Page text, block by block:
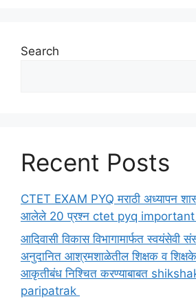
Search
Recent Posts
CTET EXAM PYQ मराठी अध्यापन
आलेले 20 प्रश्न ctet pyq
आदिवासी विकास विभागामार्फत स्वयंसेवी
अनुदानित आश्रमशाळेतील शिक्षक व
आकृतीबंध निश्चित करण्याबाबत
paripatrak